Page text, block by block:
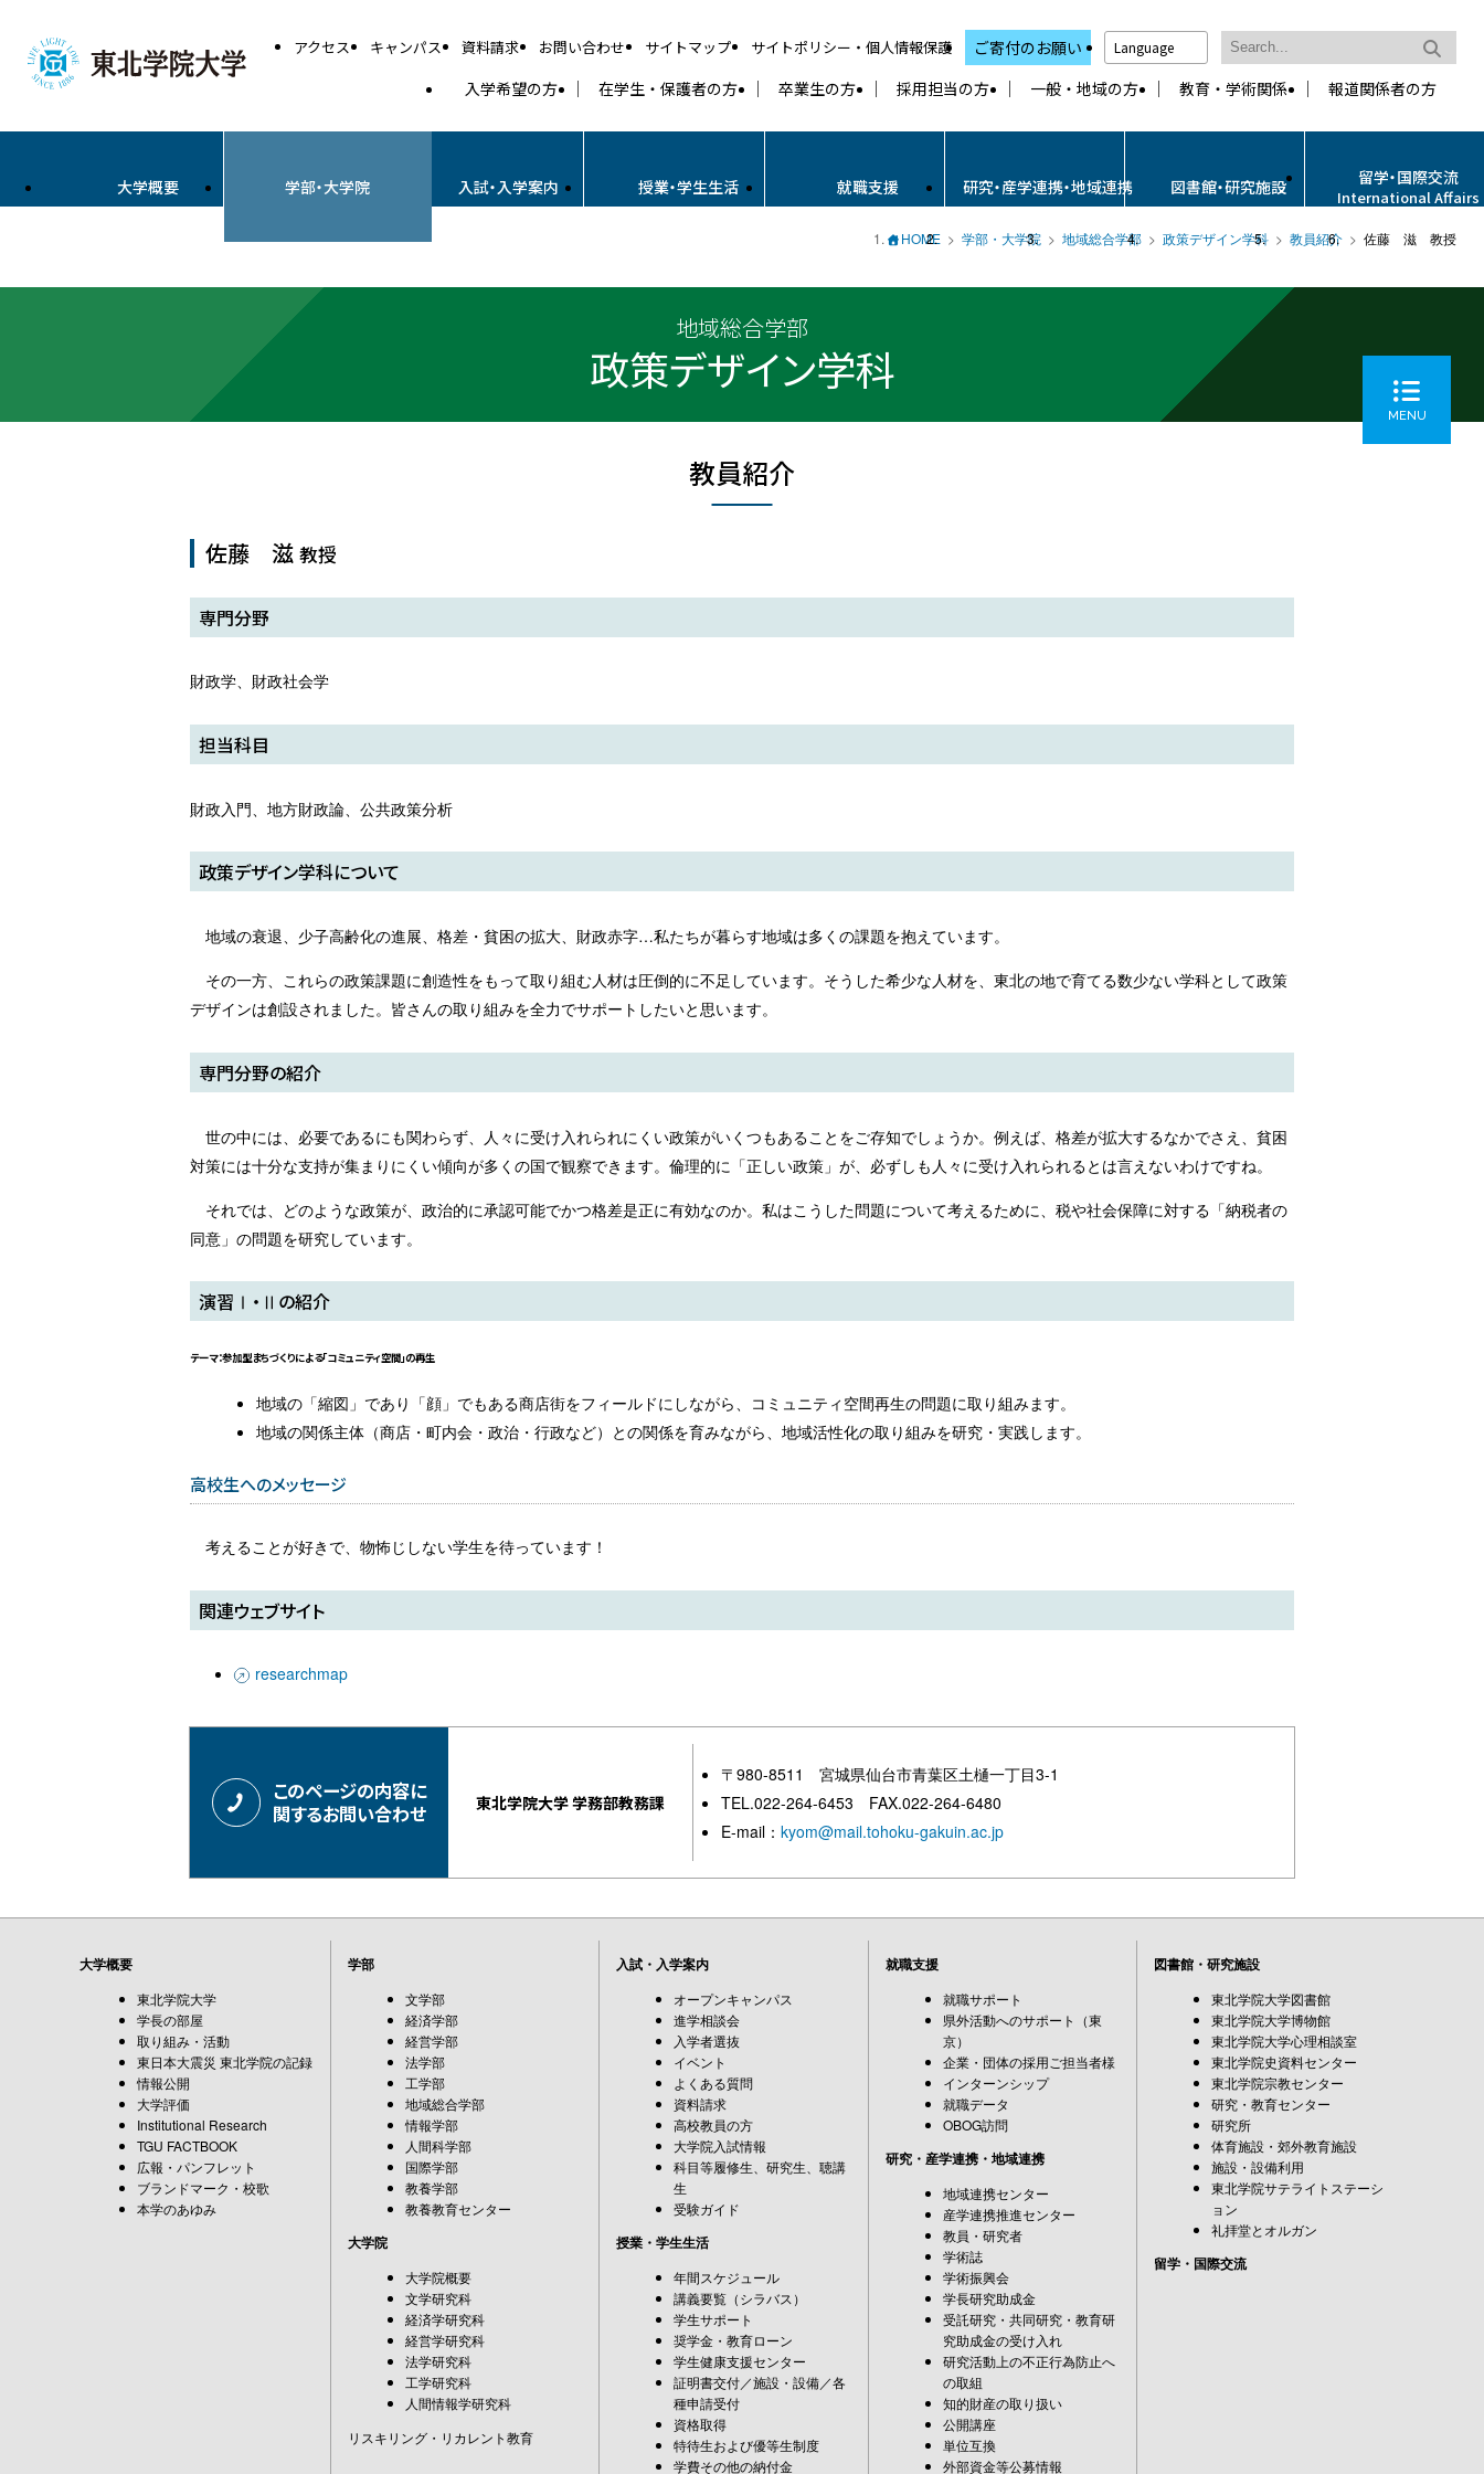
アクセス キャンパス 資料請求 お問い合わせ サイトマップ サイトポリシー・個人情報保護 ご寄付のお願い Language
入学希望の方 在学生・保護者の方 卒業生の方 採用担当の方 一般・地域の方 教育・学術関係 報道関係者の方
大学概要 学部・大学院 入試・入学案内 授業・学生生活 就職支援 研究・産学連携・地域連携 図書館・研究施設 留学・国際交流
International Affairs
HOME 学部・大学院 地域総合学部 政策デザイン学科 教員紹介 佐藤 滋 教授
地域総合学部
政策デザイン学科
MENU
教員紹介
佐藤 滋 教授
専門分野
財政学、財政社会学
担当科目
財政入門、地方財政論、公共政策分析
政策デザイン学科について
地域の衰退、少子高齢化の進展、格差・貧困の拡大、財政赤字…私たちが暮らす地域は多くの課題を抱えています。
その一方、これらの政策課題に創造性をもって取り組む人材は圧倒的に不足しています。そうした希少な人材を、東北の地で育てる数少ない学科として政策
デザインは創設されました。皆さんの取り組みを全力でサポートしたいと思います。
専門分野の紹介
世の中には、必要であるにも関わらず、人々に受け入れられにくい政策がいくつもあることをご存知でしょうか。例えば、格差が拡大するなかでさえ、貧困
対策には十分な支持が集まりにくい傾向が多くの国で観察できます。倫理的に「正しい政策」が、必ずしも人々に受け入れられるとは言えないわけですね。
それでは、どのような政策が、政治的に承認可能でかつ格差是正に有効なのか。私はこうした問題について考えるために、税や社会保障に対する「納税者の
同意」の問題を研究しています。
演習Ⅰ・Ⅱの紹介
テーマ：参加型まちづくりによる「コミュニティ空間」の再生
地域の「縮図」であり「顔」でもある商店街をフィールドにしながら、コミュニティ空間再生の問題に取り組みます。
地域の関係主体（商店・町内会・政治・行政など）との関係を育みながら、地域活性化の取り組みを研究・実践します。
高校生へのメッセージ
考えることが好きで、物怖じしない学生を待っています！
関連ウェブサイト
researchmap
このページの内容に
関するお問い合わせ
東北学院大学 学務部教務課
〒980-8511 宮城県仙台市青葉区土樋一丁目3-1
TEL.022-264-6453 FAX.022-264-6480
E-mail： kyom@mail.tohoku-gakuin.ac.jp
大学概要
東北学院大学
学長の部屋
取り組み・活動
東日本大震災 東北学院の記録
情報公開
大学評価
Institutional Research
TGU FACTBOOK
広報・パンフレット
ブランドマーク・校歌
本学のあゆみ
学部
文学部
経済学部
経営学部
法学部
工学部
地域総合学部
情報学部
人間科学部
国際学部
教養学部
教養教育センター
大学院
大学院概要
文学研究科
経済学研究科
経営学研究科
法学研究科
工学研究科
人間情報学研究科
リスキリング・リカレント教育
入試・入学案内
オープンキャンパス
進学相談会
入学者選抜
イベント
よくある質問
資料請求
高校教員の方
大学院入試情報
科目等履修生、研究生、聴講
生
受験ガイド
授業・学生生活
年間スケジュール
講義要覧（シラバス）
学生サポート
奨学金・教育ローン
学生健康支援センター
証明書交付／施設・設備／各
種申請受付
資格取得
特待生および優等生制度
学費その他の納付金
就職支援
就職サポート
県外活動へのサポート（東
京）
企業・団体の採用ご担当者様
インターンシップ
就職データ
OBOG訪問
研究・産学連携・地域連携
地域連携センター
産学連携推進センター
教員・研究者
学術誌
学術振興会
学長研究助成金
受託研究・共同研究・教育研
究助成金の受け入れ
研究活動上の不正行為防止へ
の取組
知的財産の取り扱い
公開講座
単位互換
外部資金等公募情報
図書館・研究施設
東北学院大学図書館
東北学院大学博物館
東北学院大学心理相談室
東北学院史資料センター
東北学院宗教センター
研究・教育センター
研究所
体育施設・郊外教育施設
施設・設備利用
東北学院サテライトステーシ
ョン
礼拝堂とオルガン
留学・国際交流